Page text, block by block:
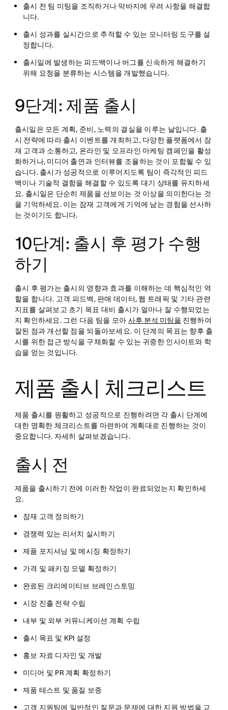
출시 전 팀 미팅을 조직하거나 막바지에 우려 사항을 해결합
니다.
출시 성과를 실시간으로 추적할 수 있는 모니터링 도구를 설
정합니다.
출시일에 발생하는 피드백이나 버그를 신속하게 해결하기
위해 요청을 분류하는 시스템을 개발했습니다.
9단계: 제품 출시
출시일은 모든 계획, 준비, 노력의 결실을 이루는 날입니다. 출
시 전략에 따라 출시 이벤트를 개최하고, 다양한 플랫폼에서 잠
재 고객과 소통하고, 온라인 및 오프라인 마케팅 캠페인을 활성
화하거나, 미디어 출연과 인터뷰를 조율하는 것이 포함될 수 있
습니다. 출시가 성공적으로 이루어지도록 팀이 즉각적인 피드
백이나 기술적 결함을 해결할 수 있도록 대기 상태를 유지하세
요. 출시일은 단순히 제품을 선보이는 것 이상을 의미한다는 것
을 기억하세요. 이는 잠재 고객에게 기억에 남는 경험을 선사하
는 것이기도 합니다.
10단계: 출시 후 평가 수행
하기
출시 후 평가는 출시의 영향과 효과를 이해하는 데 핵심적인 역
할을 합니다. 고객 피드백, 판매 데이터, 웹 트래픽 및 기타 관련
지표를 살펴보고 초기 목표 대비 출시가 얼마나 잘 수행되었는
지 확인하세요. 그런 다음 팀을 모아 사후 분석 미팅을 진행하여
잘된 점과 개선할 점을 되돌아보세요. 이 단계의 목표는 향후 출
시를 위한 접근 방식을 구체화할 수 있는 귀중한 인사이트와 학
습을 얻는 것입니다.
제품 출시 체크리스트
제품 출시를 원활하고 성공적으로 진행하려면 각 출시 단계에
대한 명확한 체크리스트를 마련하여 계획대로 진행하는 것이
중요합니다. 자세히 살펴보겠습니다.
출시 전
제품을 출시하기 전에 이러한 작업이 완료되었는지 확인하세
요.
잠재 고객 정의하기
경쟁력 있는 리서치 실시하기
제품 포지셔닝 및 메시징 확정하기
가격 및 패키징 모델 확정하기
완료된 크리에이티브 브레인스토밍
시장 진출 전략 수립
내부 및 외부 커뮤니케이션 계획 수립
출시 목표 및 KPI 설정
홍보 자료 디자인 및 개발
미디어 및 PR 계획 확정하기
제품 테스트 및 품질 보증
고객 지원팀에 일반적인 질문과 문제에 대한 지원 방법을 교